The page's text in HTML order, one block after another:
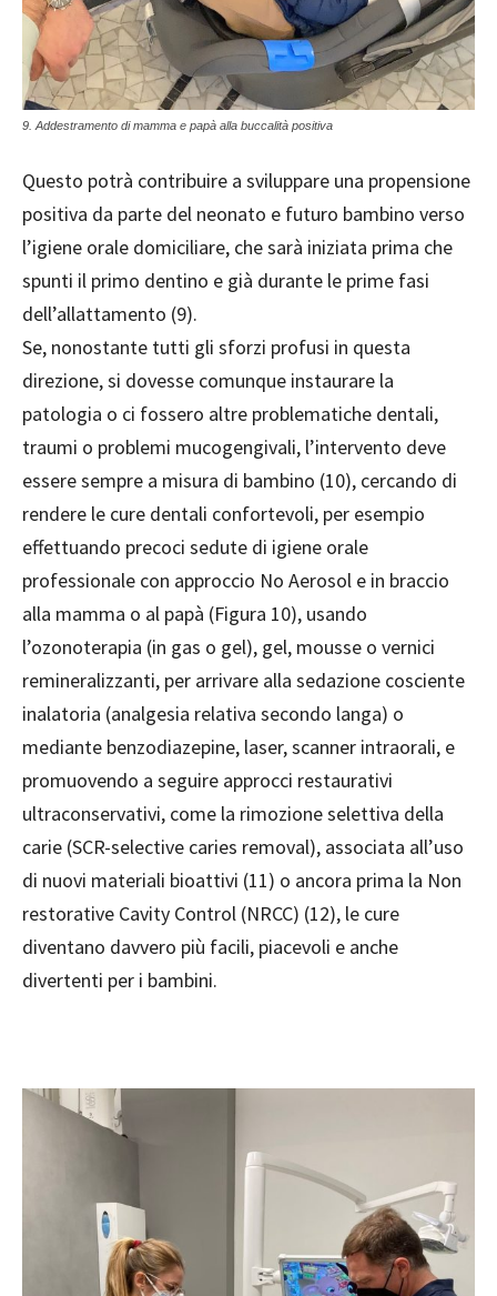
9. Addestramento di mamma e papà alla buccalità positiva
Questo potrà contribuire a sviluppare una propensione
positiva da parte del neonato e futuro bambino verso
l’igiene orale domiciliare, che sarà iniziata prima che
spunti il primo dentino e già durante le prime fasi
dell’allattamento (9).
Se, nonostante tutti gli sforzi profusi in questa
direzione, si dovesse comunque instaurare la
patologia o ci fossero altre problematiche dentali,
traumi o problemi mucogengivali, l’intervento deve
essere sempre a misura di bambino (10), cercando di
rendere le cure dentali confortevoli, per esempio
effettuando precoci sedute di igiene orale
professionale con approccio No Aerosol e in braccio
alla mamma o al papà (Figura 10), usando
l’ozonoterapia (in gas o gel), gel, mousse o vernici
remineralizzanti, per arrivare alla sedazione cosciente
inalatoria (analgesia relativa secondo langa) o
mediante benzodiazepine, laser, scanner intraorali, e
promuovendo a seguire approcci restaurativi
ultraconservativi, come la rimozione selettiva della
carie (SCR-selective caries removal), associata all’uso
di nuovi materiali bioattivi (11) o ancora prima la Non
restorative Cavity Control (NRCC) (12), le cure
diventano davvero più facili, piacevoli e anche
divertenti per i bambini.